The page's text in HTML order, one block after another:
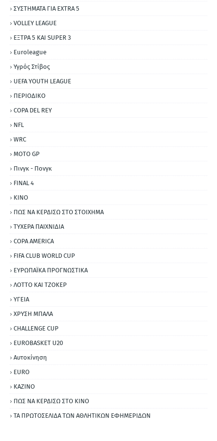
ΣΥΣΤΗΜΑΤΑ ΓΙΑ ΕΧΤRΑ 5
VOLLEY LEAGUE
ΕΞΤΡΑ 5 ΚΑΙ SUPER 3
Εuroleague
Υγρός Στίβος
UEFA YOUTH LEAGUE
ΠΕΡΙΟΔΙΚΟ
COPA DEL REY
NFL
WRC
MOTO GP
Πινγκ - Πονγκ
FINAL 4
ΚΙΝΟ
ΠΩΣ ΝΑ ΚΕΡΔΙΣΩ ΣΤΟ ΣΤΟΙΧΗΜΑ
ΤΥΧΕΡΑ ΠΑΙΧΝΙΔΙΑ
COPA AMERICA
FIFA CLUB WORLD CUP
ΕΥΡΩΠΑΪΚΑ ΠΡΟΓΝΩΣΤΙΚΑ
ΛΟΤΤΟ ΚΑΙ ΤΖΟΚΕΡ
ΥΓΕΙΑ
ΧΡΥΣΗ ΜΠΑΛΑ
CHALLENGE CUP
EUROBASKET U20
Αυτοκίνηση
ΕURO
ΚΑΖΙΝΟ
ΠΩΣ ΝΑ ΚΕΡΔΙΣΩ ΣΤΟ ΚΙΝΟ
ΤΑ ΠΡΩΤΟΣΕΛΙΔΑ ΤΩΝ ΑΘΛΗΤΙΚΩΝ ΕΦΗΜΕΡΙΔΩΝ